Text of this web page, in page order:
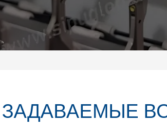
ЗАДАВАЕМЫЕ